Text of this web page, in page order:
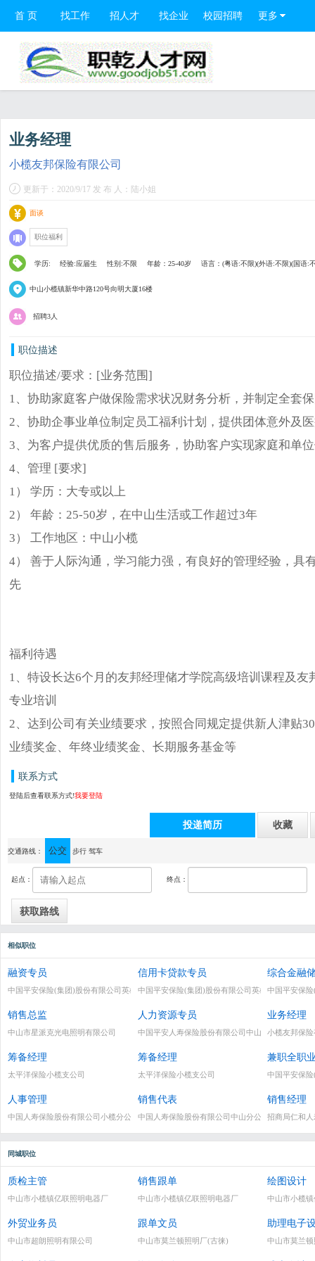
首 页 找工作 招人才 找企业 校园招聘 更多
业务经理
小榄友邦保险有限公司
更新于：2020/9/17 发 布 人：陆小姐
面谈
职位福利
学历: 经验:应届生 性别:不限 年龄：25-40岁 语言：(粤语:不限)(外语:不限)(国语:
中山小榄镇新华中路120号向明大厦16楼
招聘3人
职位描述
职位描述/要求：[业务范围]
1、协助家庭客户做保险需求状况财务分析，并制定全套
2、协助企事业单位制定员工福利计划，提供团体意外及
3、为客户提供优质的售后服务，协助客户实现家庭和单
4、管理 [要求]
1） 学历：大专或以上
2） 年龄：25-50岁，在中山生活或工作超过3年
3） 工作地区：中山小榄
4） 善于人际沟通，学习能力强，有良好的管理经验，具
先
福利待遇
1、特设长达6个月的友邦经理储才学院高级培训课程及
专业培训
2、达到公司有关业绩要求，按照合同规定提供新人津贴
业绩奖金、年终业绩奖金、长期服务基金等
联系方式
登陆后查看联系方式!我要登陆
投递简历 收藏
通讯地址：中山小榄镇新华中路120号向明大厦16楼
交通路线： 公交 步行 驾车
起点： 终点：
相似职位
融资专员
中国平安保险(集团)股份有限公司英雄部
信用卡贷款专员
中国平安保险(集团)股份有限公司英雄部
综合金融
中国平安保
销售总监
中山市星派克光电照明有限公司
人力资源专员
中国平安人寿保险股份有限公司中山中心支公司小
业务经理
小榄友邦保
筹备经理
太平洋保险小榄支公司
筹备经理
太平洋保险小榄支公司
兼职全职
中国平安保
人事管理
中国人寿保险股份有限公司小榄分公司
销售代表
中国人寿保险股份有限公司中山分公司东凤金麒麟
销售经理
招商局仁和
同城职位
质检主管
中山市小榄镇亿联照明电器厂
销售跟单
中山市小榄镇亿联照明电器厂
绘图设计
中山市小榄
外贸业务员
中山市超朗照明有限公司
跟单文员
中山市莫兰顿照明厂(古徕)
助理电子
中山市莫兰